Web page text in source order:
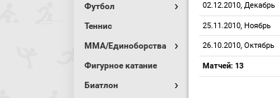
Футбол
Теннис
MMA/Единоборства
Фигурное катание
Биатлон
02.12.2010, Декабрь
25.11.2010, Ноябрь
26.10.2010, Октябрь
Матчей: 13